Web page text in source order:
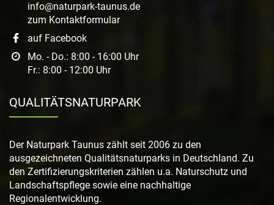
info@naturpark-taunus.de
zum Kontaktformular
auf Facebook
Mo. - Do.: 8:00 - 16:00 Uhr
Fr.: 8:00 - 12:00 Uhr
QUALITÄTSNATURPARK
Der Naturpark Taunus zählt seit 2006 zu den
ausgezeichneten Qualitätsnaturparks in Deutschland. Zu
den Zertifizierungskriterien zählen u.a. Naturschutz und
Landschaftspflege sowie eine nachhaltige
Regionalentwicklung.